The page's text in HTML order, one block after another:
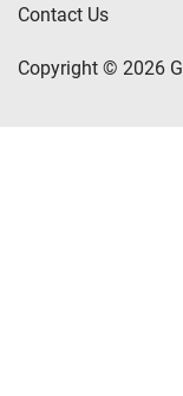
Contact Us
Copyright © 2026